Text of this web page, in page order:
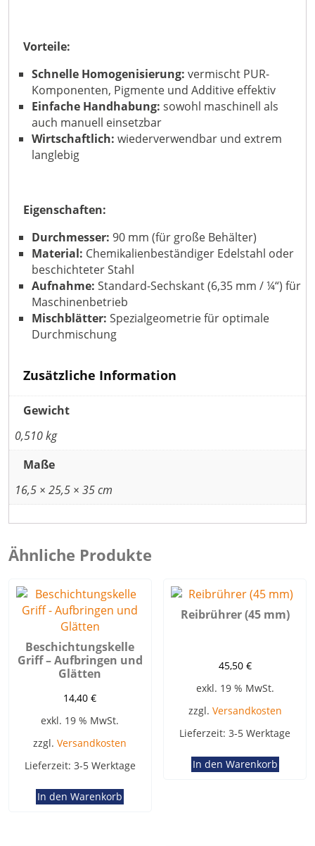
Vorteile:
Schnelle Homogenisierung: vermischt PUR-
Komponenten, Pigmente und Additive effektiv
Einfache Handhabung: sowohl maschinell als
auch manuell einsetzbar
Wirtschaftlich: wiederverwendbar und extrem
langlebig
Eigenschaften:
Durchmesser: 90 mm (für große Behälter)
Material: Chemikalienbeständiger Edelstahl oder
beschichteter Stahl
Aufnahme: Standard-Sechskant (6,35 mm / ¼“) für
Maschinenbetrieb
Mischblätter: Spezialgeometrie für optimale
Durchmischung
Zusätzliche Information
Gewicht
0,510 kg
Maße
16,5 × 25,5 × 35 cm
Ähnliche Produkte
Beschichtungskelle
Griff – Aufbringen und
Glätten
14,40€
exkl. 19 % MwSt.
zzgl.Versandkosten
Lieferzeit: 3-5 Werktage
In den Warenkorb
Reibrührer (45 mm)
45,50 €
exkl. 19 % MwSt.
zzgl. Versandkosten
Lieferzeit:3-5 Werktage
In den Warenkorb